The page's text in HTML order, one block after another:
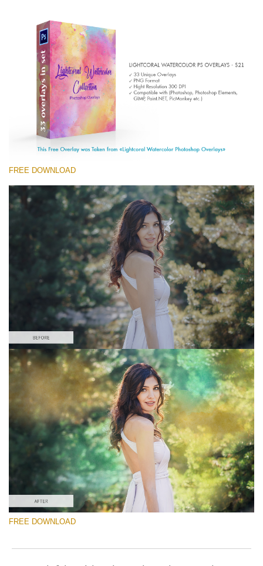
Entire Collection
(1783 Overlays)
Large 6000*4000px
Free download
FREE DOWNLOAD
FREE DOWNLOAD